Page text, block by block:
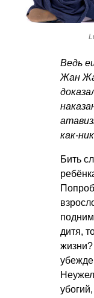
Ведь
Жан
как-
Бить
дитя,